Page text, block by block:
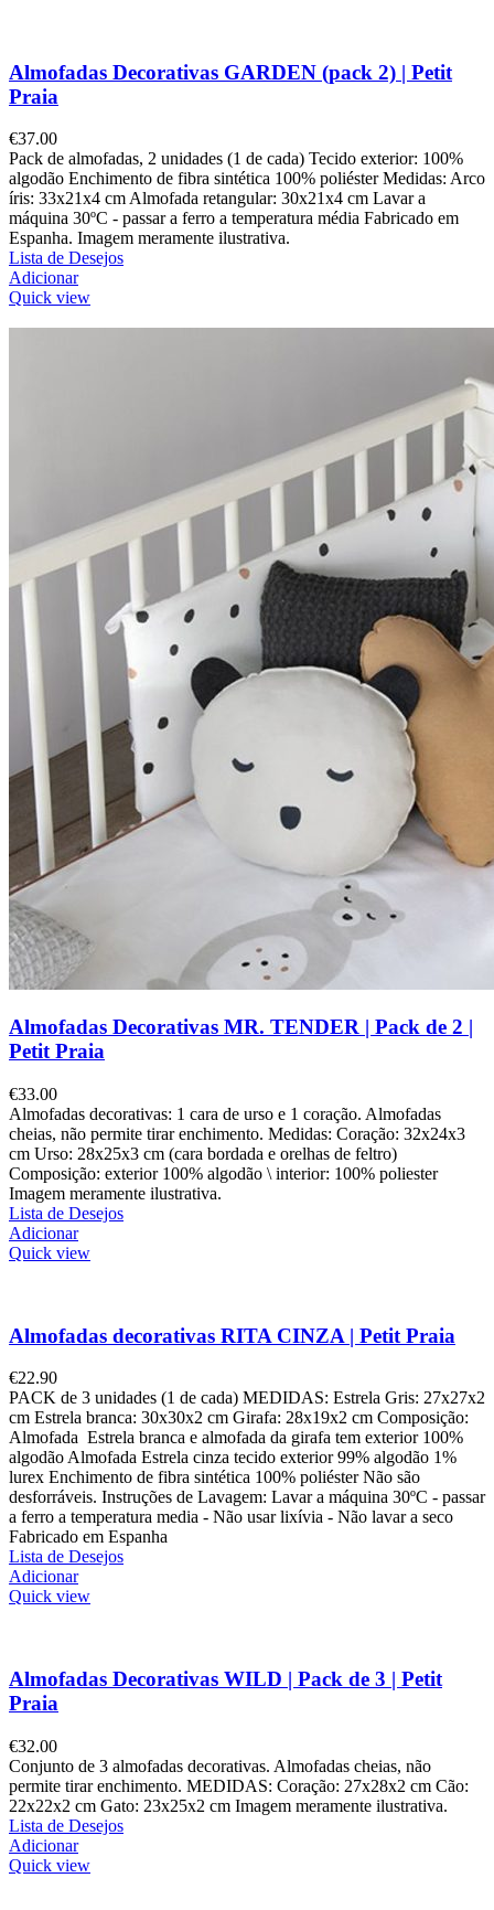
Almofadas Decorativas GARDEN (pack 2) | Petit
Praia
€37.00
Pack de almofadas, 2 unidades (1 de cada) Tecido exterior: 100%
algodão Enchimento de fibra sintética 100% poliéster Medidas: Arco
íris: 33x21x4 cm Almofada retangular: 30x21x4 cm Lavar a
máquina 30ºC - passar a ferro a temperatura média Fabricado em
Espanha. Imagem meramente ilustrativa.
Lista de Desejos
Adicionar
Quick view
Almofadas Decorativas MR. TENDER | Pack de 2 |
Petit Praia
€33.00
Almofadas decorativas: 1 cara de urso e 1 coração. Almofadas
cheias, não permite tirar enchimento. Medidas: Coração: 32x24x3
cm Urso: 28x25x3 cm (cara bordada e orelhas de feltro)
Composição: exterior 100% algodão \ interior: 100% poliester
Imagem meramente ilustrativa.
Lista de Desejos
Adicionar
Quick view
Almofadas decorativas RITA CINZA | Petit Praia
€22.90
PACK de 3 unidades (1 de cada) MEDIDAS: Estrela Gris: 27x27x2
cm Estrela branca: 30x30x2 cm Girafa: 28x19x2 cm Composição:
Almofada Estrela branca e almofada da girafa tem exterior 100%
algodão Almofada Estrela cinza tecido exterior 99% algodão 1%
lurex Enchimento de fibra sintética 100% poliéster Não são
desforráveis. Instruções de Lavagem: Lavar a máquina 30ºC - passar
a ferro a temperatura media - Não usar lixívia - Não lavar a seco
Fabricado em Espanha
Lista de Desejos
Adicionar
Quick view
Almofadas Decorativas WILD | Pack de 3 | Petit
Praia
€32.00
Conjunto de 3 almofadas decorativas. Almofadas cheias, não
permite tirar enchimento. MEDIDAS: Coração: 27x28x2 cm Cão:
22x22x2 cm Gato: 23x25x2 cm Imagem meramente ilustrativa.
Lista de Desejos
Adicionar
Quick view